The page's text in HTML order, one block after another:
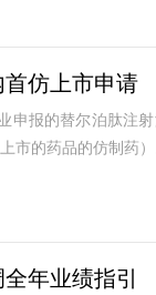
仿上市申请
申报的替尔泊肽注
市的药品的仿制药
年业绩指引